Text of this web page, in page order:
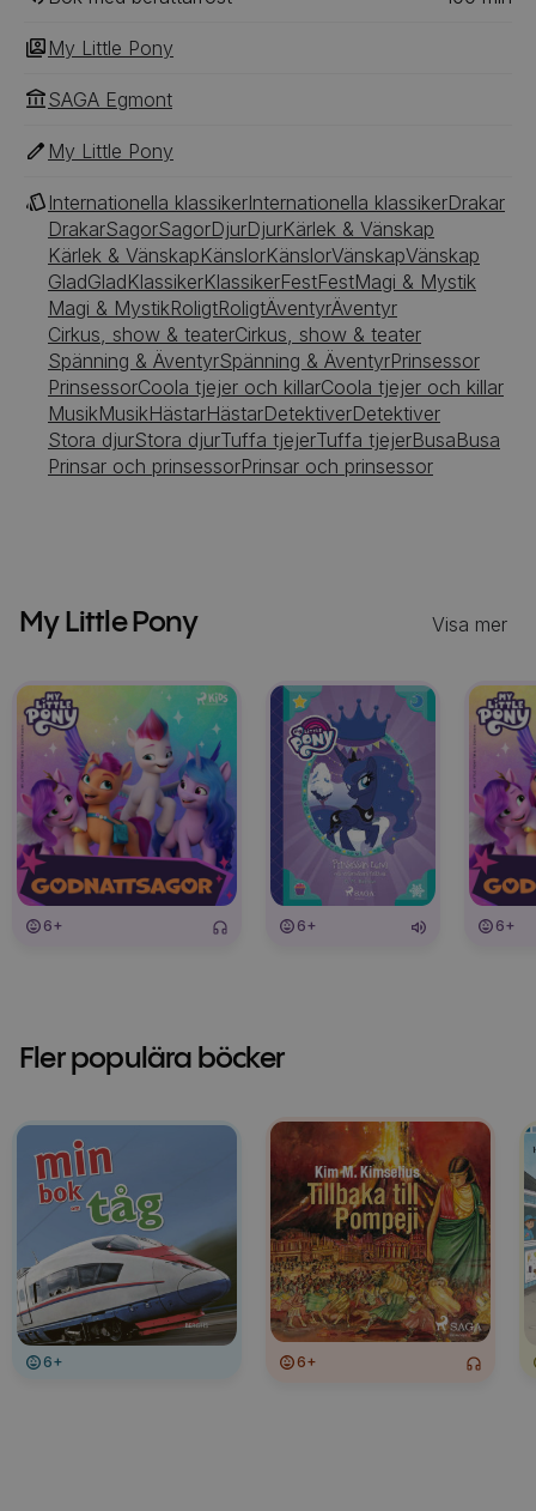
My Little Pony
SAGA Egmont
My Little Pony
Internationella klassikerInternationella klassikerDrakar
DrakarSagorSagorDjurDjurKärlek & Vänskap
Kärlek & VänskapKänslorKänslorVänskapVänskap
GladGladKlassikerKlassikerFestFestMagi & Mystik
Magi & MystikRoligtRoligtÄventyrÄventyr
Cirkus, show & teaterCirkus, show & teater
Spänning & ÄventyrSpänning & ÄventyrPrinsessor
PrinsessorCoola tjejer och killarCoola tjejer och killar
MusikMusikHästarHästarDetektiverDetektiver
Stora djurStora djurTuffa tjejerTuffa tjejerBusaBusa
Prinsar och prinsessorPrinsar och prinsessor
My Little Pony Visa mer
6+ 6+ 6+
Fler populära böcker
6+ 6+